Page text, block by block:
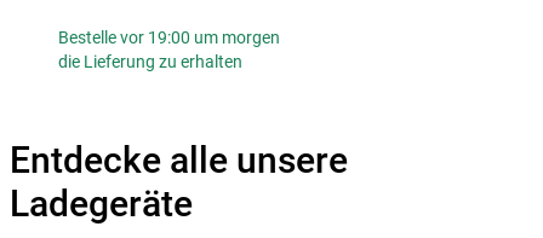
Bestelle vor 19:00 um morgen
die Lieferung zu erhalten
Entdecke alle unsere
Ladegeräte